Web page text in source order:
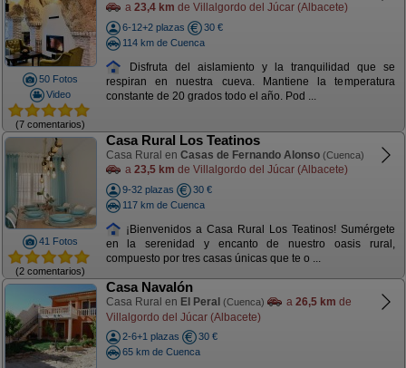
50 Fotos
Video
(7 comentarios)
a 23,4 km de Villalgordo del Júcar (Albacete)
6-12+2 plazas
30 €
114 km de Cuenca
Disfruta del aislamiento y la tranquilidad que se
respiran en nuestra cueva. Mantiene la temperatura
constante de 20 grados todo el año. Pod ...
41 Fotos
(2 comentarios)
Casa Rural Los Teatinos
Casa Rural en Casas de Fernando Alonso (Cuenca)
a 23,5 km de Villalgordo del Júcar (Albacete)
9-32 plazas
30 €
117 km de Cuenca
¡Bienvenidos a Casa Rural Los Teatinos! Sumérgete
en la serenidad y encanto de nuestro oasis rural,
compuesto por tres casas únicas que te o ...
Casa Navalón
Casa Rural en El Peral (Cuenca) a 26,5 km de
Villalgordo del Júcar (Albacete)
2-6+1 plazas
30 €
65 km de Cuenca